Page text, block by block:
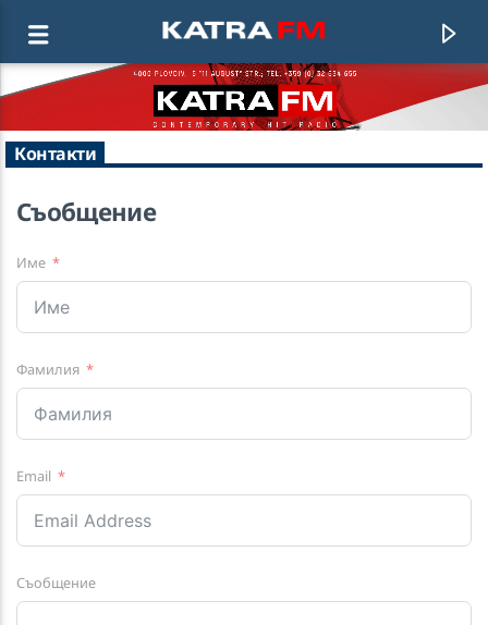
KATRA FM Live
All I Know
Контакти
Съобщение
Име
Фамилия
Email
Съобщение